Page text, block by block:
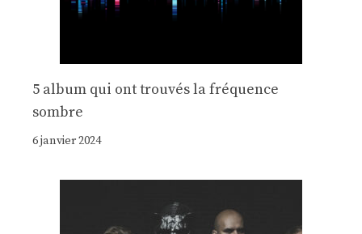
5 album qui ont trouvés la fréquence
sombre
6 janvier 2024